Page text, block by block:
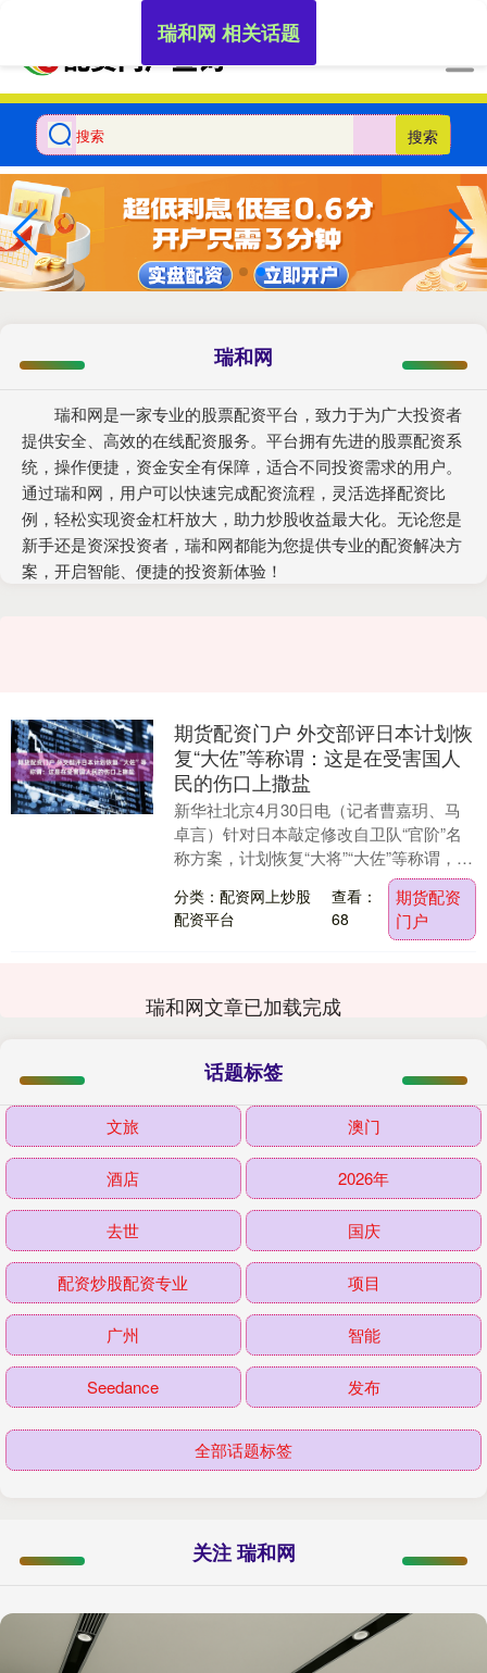
搜索
瑞和网
瑞和网是一家专业的股票配资平台，致力于为广大投资者
提供安全、高效的在线配资服务。平台拥有先进的股票配资系
统，操作便捷，资金安全有保障，适合不同投资需求的用户。
通过瑞和网，用户可以快速完成配资流程，灵活选择配资比
例，轻松实现资金杠杆放大，助力炒股收益最大化。无论您是
新手还是资深投资者，瑞和网都能为您提供专业的配资解决方
案，开启智能、便捷的投资新体验！
瑞和网 相关话题
期货配资门户 外交部评日本计划恢
复“大佐”等称谓：这是在受害国人
民的伤口上撒盐
新华社北京4月30日电（记者曹嘉玥、马
卓言）针对日本敲定修改自卫队“官阶”名
称方案，计划恢复“大将”“大佐”等称谓，外
交部发言人林剑30日在例行记者会上答问
时表....
分类：配资网上炒股
配资平台
查看：
68
期货配资
门户
瑞和网文章已加载完成
话题标签
文旅 澳门
酒店 2026年
去世 国庆
配资炒股配资专业 项目
广州 智能
Seedance 发布
全部话题标签
关注 瑞和网